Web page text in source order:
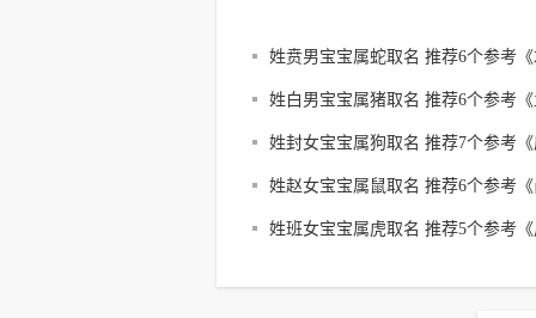
姓贲男宝宝属蛇取名 推荐6个参考
传》取名
姓白男宝宝属猪取名 推荐6个参考
子》取名
姓封女宝宝属狗取名 推荐7个参考
子》取名
姓赵女宝宝属鼠取名 推荐6个参考
书》取名
姓班女宝宝属虎取名 推荐5个参考